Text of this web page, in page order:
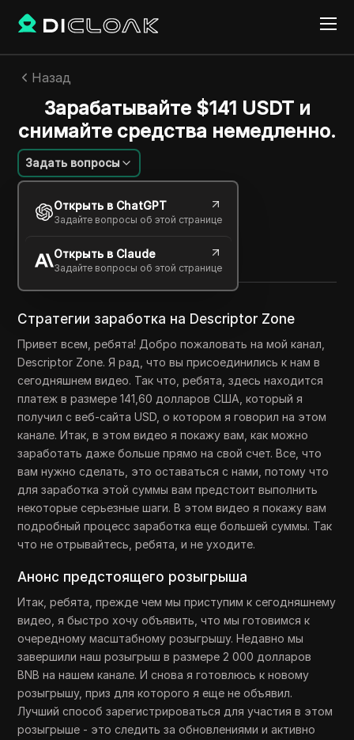
Назад
Зарабатывайте $141 USDT и
снимайте средства немедленно.
Задать вопросы
Открыть в ChatGPT
Задайте вопросы об этой странице
Открыть в Claude
Задайте вопросы об этой странице
Алексей Сидоров
24 нояб. 2024 2
минут
Copy Link
Стратегии заработка на Descriptor Zone
Привет всем, ребята! Добро пожаловать на мой канал,
Descriptor Zone. Я рад, что вы присоединились к нам в
сегодняшнем видео. Так что, ребята, здесь находится
платеж в размере 141,60 долларов США, который я
получил с веб-сайта USD, о котором я говорил на этом
канале. Итак, в этом видео я покажу вам, как можно
заработать даже больше прямо на свой счет. Все, что
вам нужно сделать, это оставаться с нами, потому что
для заработка этой суммы вам предстоит выполнить
некоторые серьезные шаги. В этом видео я покажу вам
подробный процесс заработка еще большей суммы. Так
что не отрывайтесь, ребята, и не уходите.
Анонс предстоящего розыгрыша
Итак, ребята, прежде чем мы приступим к сегодняшнему
видео, я быстро хочу объявить, что мы готовимся к
очередному масштабному розыгрышу. Недавно мы
завершили наш розыгрыш в размере 2 000 долларов
BNB на нашем канале. И снова я готовлюсь к новому
розыгрышу, приз для которого я еще не объявил.
Лучший способ зарегистрироваться для участия в этом
розыгрыше - это следить за обновлениями и активно